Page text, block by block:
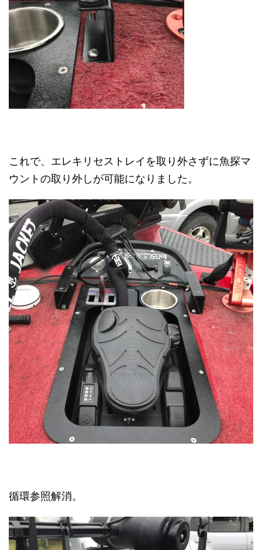
これで、エレキリセストレイを取り外さずに魚探マ
ウントの取り外しが可能になりました。
循環参照解消。